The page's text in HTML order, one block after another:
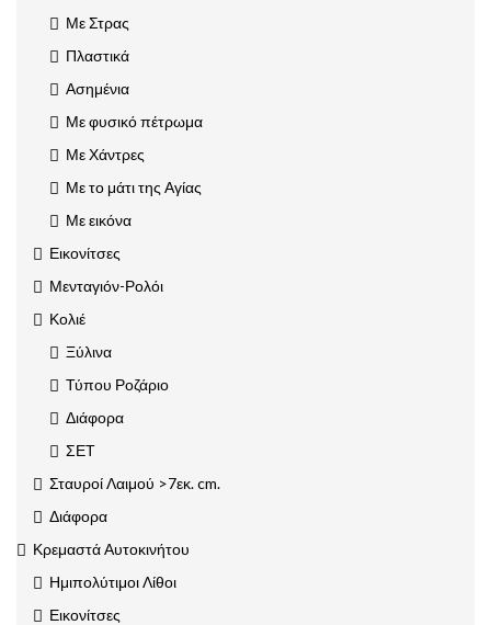
Με Στρας
Πλαστικά
Ασημένια
Με φυσικό πέτρωμα
Με Χάντρες
Με το μάτι της Αγίας
Με εικόνα
Εικονίτσες
Μενταγιόν-Ρολόι
Κολιέ
Ξύλινα
Τύπου Ροζάριο
Διάφορα
ΣΕΤ
Σταυροί Λαιμού >7εκ. cm.
Διάφορα
Κρεμαστά Αυτοκινήτου
Ημιπολύτιμοι Λίθοι
Εικονίτσες